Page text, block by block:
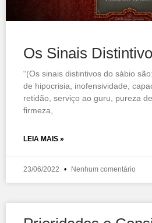
Os Sinais
“(Os sinais distintivos do sábio
de hipocrisia, inofensividade,
retidão, serviço ao guru, pureza
firmeza,
LEIA MAIS »
23/06/2022 Nenhum comentário